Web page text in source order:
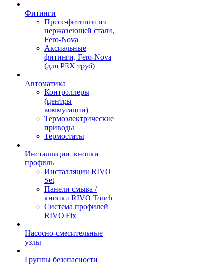
Фитинги
Пресс-фитинги из
нержавеющей стали,
Fero-Nova
Аксиальные
фитинги, Fero-Nova
(для PEX труб)
Автоматика
Контроллеры
(центры
коммутации)
Термоэлектрические
приводы
Термостаты
Инсталляции, кнопки,
профиль
Инсталляции RIVO
Set
Панели смыва /
кнопки RIVO Touch
Система профилей
RIVO Fix
Насосно-смесительные
узлы
Группы безопасности